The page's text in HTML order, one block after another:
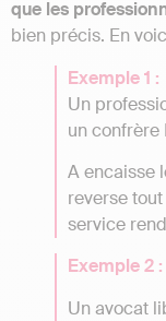
que les
bien précis. En
Exemple 1 :
Un
un confrère
A encaisse
reverse
service
Exemple 2 :
Un avocat